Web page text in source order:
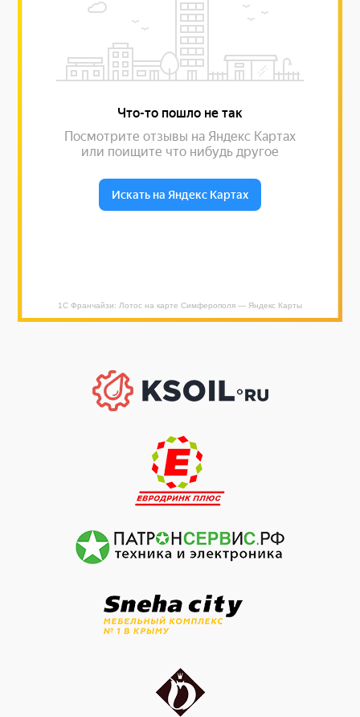
1С Франчайзи: Лотос на карте Симферополя — Яндекс Карты